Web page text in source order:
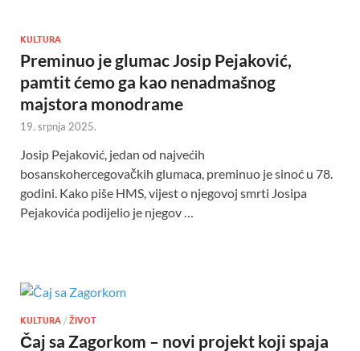
KULTURA
Preminuo je glumac Josip Pejaković,
pamtit ćemo ga kao nenadmašnog
majstora monodrame
19. srpnja 2025.
Josip Pejaković, jedan od najvećih
bosanskohercegovačkih glumaca, preminuo je sinoć u 78.
godini. Kako piše HMS, vijest o njegovoj smrti Josipa
Pejakovića podijelio je njegov …
KULTURA / ŽIVOT
Čaj sa Zagorkom – novi projekt koji spaja